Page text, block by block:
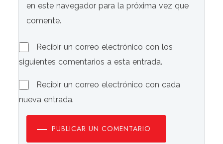
en este navegador para la próxima vez que
comente.
Recibir un correo electrónico con los
siguientes comentarios a esta entrada.
Recibir un correo electrónico con cada
nueva entrada.
PUBLICAR UN COMENTARIO